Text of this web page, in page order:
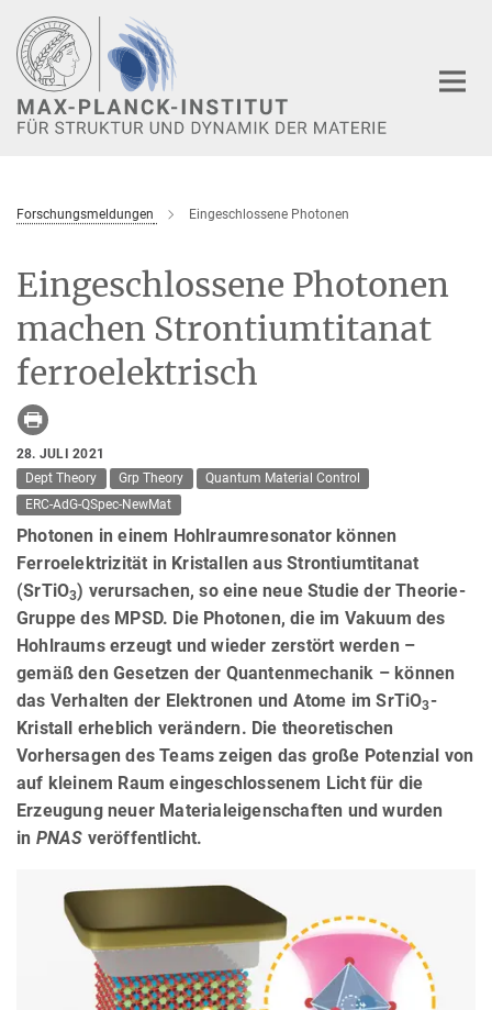
Hauptinhalt
Forschungsmeldungen Eingeschlossene Photonen
Eingeschlossene Photonen
machen Strontiumtitanat
ferroelektrisch
28. JULI 2021
Dept Theory
Grp Theory
Quantum Material Control
ERC-AdG-QSpec-NewMat
Photonen in einem Hohlraumresonator können
Ferroelektrizität in Kristallen aus Strontiumtitanat
(SrTiO3) verursachen, so eine neue Studie der Theorie-
Gruppe des MPSD. Die Photonen, die im Vakuum des
Hohlraums erzeugt und wieder zerstört werden –
gemäß den Gesetzen der Quantenmechanik – können
das Verhalten der Elektronen und Atome im SrTiO3-
Kristall erheblich verändern. Die theoretischen
Vorhersagen des Teams zeigen das große Potenzial von
auf kleinem Raum eingeschlossenem Licht für die
Erzeugung neuer Materialeigenschaften und wurden
in PNAS veröffentlicht.